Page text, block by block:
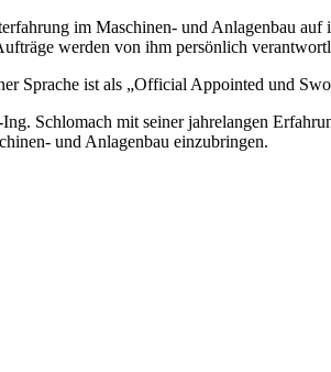
im Maschinen- und Anlagenbau
werden von ihm persönlich
Sprache ist als „Official Appointed und
Schlomach mit seiner jahrelangen
und Anlagenbau einzubringen.